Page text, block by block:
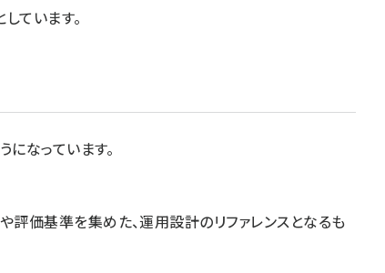
ています。
なっています。
価基準を集めた、運用設計のリファレンスとなるも